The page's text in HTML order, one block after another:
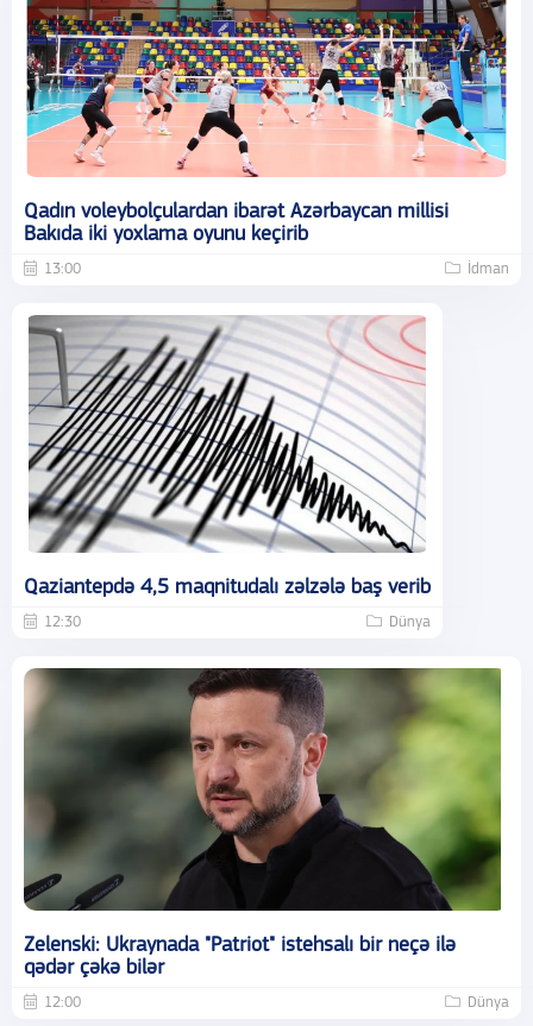
Qadın voleybolçulardan ibarət Azərbaycan millisi
Bakıda iki yoxlama oyunu keçirib
13:00 İdman
Qaziantepdə 4,5 maqnitudalı zəlzələ baş verib
12:30 Dünya
Zelenski: Ukraynada "Patriot" istehsalı bir neçə ilə
qədər çəkə bilər
12:00 Dünya